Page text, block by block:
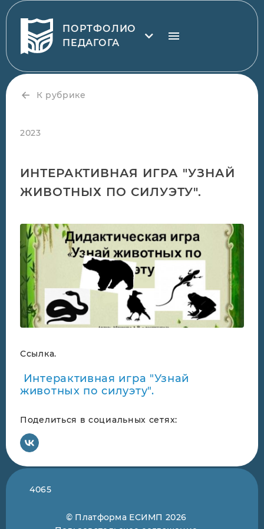
ПОРТФОЛИО
ПЕДАГОГА
К рубрике
2023
ИНТЕРАКТИВНАЯ ИГРА "УЗНАЙ
ЖИВОТНЫХ ПО СИЛУЭТУ".
Ссылка.
Интерактивная игра "Узнай
животных по силуэту".
Поделиться в социальных сетях:
4065
© Платформа ЕСИМП 2026